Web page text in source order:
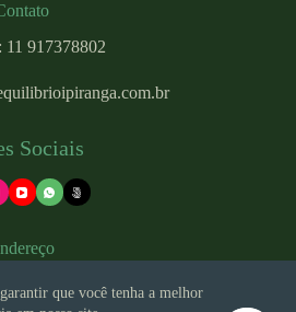
que você tenha a melhor
11 917378802
.br
Sociais